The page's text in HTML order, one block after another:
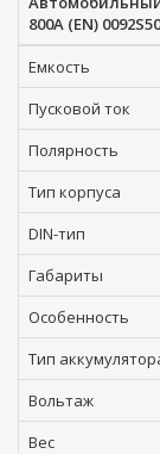
800A (EN)
Емкость
Пусковой ток
Полярность
Тип корпуса
DIN-тип
Габариты
Особенность
Тип
Вольтаж
Вес